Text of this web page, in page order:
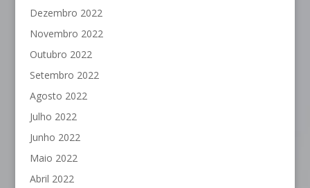
Dezembro 2022
Novembro 2022
Outubro 2022
Setembro 2022
Agosto 2022
Julho 2022
Junho 2022
Maio 2022
Abril 2022